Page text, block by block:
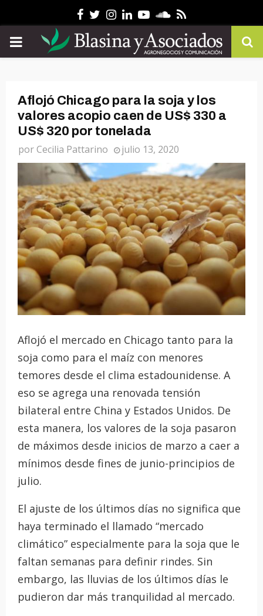
Facebook
Twitter
Instagram
Linkedin
YoutubeSoundcloud
Rss
PRIMARY
Aflojó Chicago para la soja y los
valores acopio caen de US$ 330 a
US$ 320 por tonelada
porCecilia Pattarino julio 13, 2020
Aflojó el mercado en Chicago tanto para la
soja como para el maíz con menores
temores desde el clima estadounidense. A
eso se agrega una renovada tensión
bilateral entre China y Estados Unidos. De
esta manera, los valores de la soja pasaron
de máximos desde inicios de marzo a caer a
mínimos desde fines de junio-principios de
julio.
El ajuste de los últimos días no significa que
haya terminado el llamado “mercado
climático” especialmente para la soja que le
faltan semanas para definir rindes. Sin
embargo, las lluvias de los últimos días le
pudieron dar más tranquilidad al mercado.